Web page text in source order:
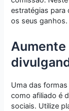
estratégias para
os seus ganhos.
Aumente
Uma das
como afiliado é
sociais. Utilize